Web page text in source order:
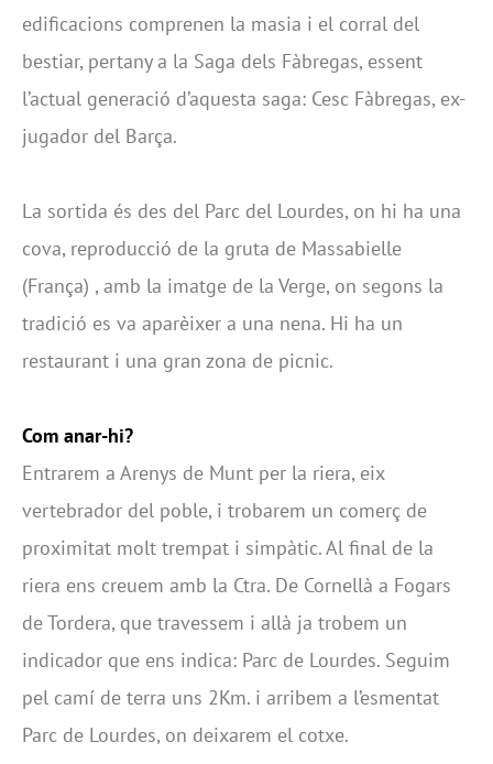
edificacions comprenen la masia i el corral del
bestiar, pertany a la Saga dels Fàbregas, essent
l’actual generació d’aquesta saga: Cesc Fàbregas, ex-
jugador del Barça.
La sortida és des del Parc del Lourdes, on hi ha una
cova, reproducció de la gruta de Massabielle
(França) , amb la imatge de la Verge, on segons la
tradició es va aparèixer a una nena. Hi ha un
restaurant i una gran zona de picnic.
Com anar-hi?
Entrarem a Arenys de Munt per la riera, eix
vertebrador del poble, i trobarem un comerç de
proximitat molt trempat i simpàtic. Al final de la
riera ens creuem amb la Ctra. De Cornellà a Fogars
de Tordera, que travessem i allà ja trobem un
indicador que ens indica: Parc de Lourdes. Seguim
pel camí de terra uns 2Km. i arribem a l’esmentat
Parc de Lourdes, on deixarem el cotxe.